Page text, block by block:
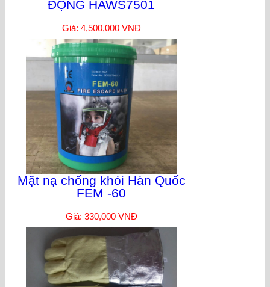
ĐỘNG HAWS7501
Giá: 4,500,000 VNĐ
Mặt nạ chống khói Hàn Quốc
FEM -60
Giá: 330,000 VNĐ